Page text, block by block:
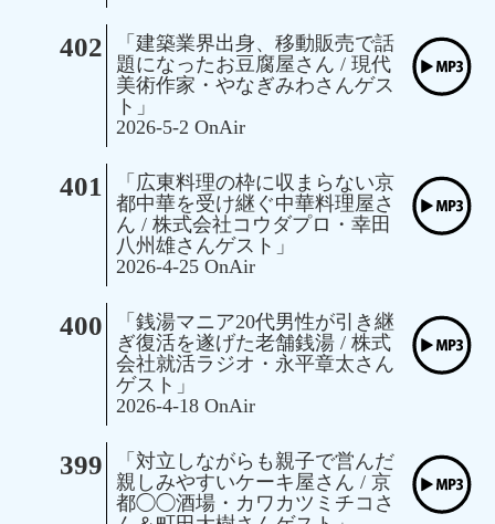
402
「建築業界出身、移動販売で話
題になったお豆腐屋さん / 現代
美術作家・やなぎみわさんゲス
ト」
2026-5-2 OnAir
401
「広東料理の枠に収まらない京
都中華を受け継ぐ中華料理屋さ
ん / 株式会社コウダプロ・幸田
八州雄さんゲスト」
2026-4-25 OnAir
400
「銭湯マニア20代男性が引き継
ぎ復活を遂げた老舗銭湯 / 株式
会社就活ラジオ・永平章太さん
ゲスト」
2026-4-18 OnAir
399
「対立しながらも親子で営んだ
親しみやすいケーキ屋さん / 京
都◯◯酒場・カワカツミチコさ